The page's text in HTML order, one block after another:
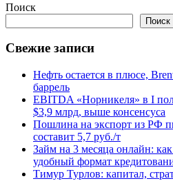
Поиск
Поиск
Свежие записи
Нефть остается в плюсе,
баррель
EBITDA «Норникеля» в I
$3,9 млрд, выше консенсуса
Пошлина на экспорт из РФ
составит 5,7 руб./т
Займ на 3 месяца онлайн:
удобный формат
Тимур Турлов: капитал,